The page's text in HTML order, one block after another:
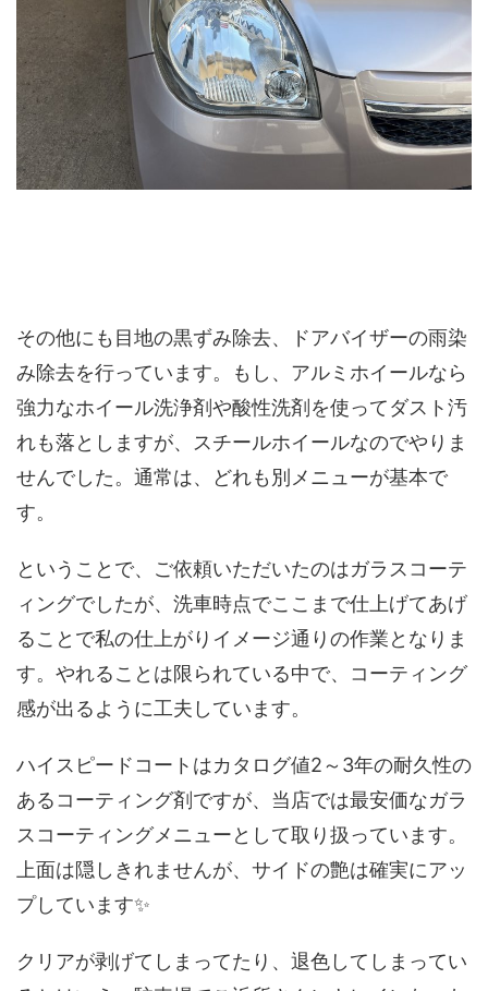
その他にも目地の黒ずみ除去、ドアバイザーの雨染
み除去を行っています。もし、アルミホイールなら
強力なホイール洗浄剤や酸性洗剤を使ってダスト汚
れも落としますが、スチールホイールなのでやりま
せんでした。通常は、どれも別メニューが基本で
す。
ということで、ご依頼いただいたのはガラスコーテ
ィングでしたが、洗車時点でここまで仕上げてあげ
ることで私の仕上がりイメージ通りの作業となりま
す。やれることは限られている中で、コーティング
感が出るように工夫しています。
ハイスピードコートはカタログ値2～3年の耐久性の
あるコーティング剤ですが、当店では最安価なガラ
スコーティングメニューとして取り扱っています。
上面は隠しきれませんが、サイドの艶は確実にアッ
プしています✨
クリアが剥げてしまってたり、退色してしまってい